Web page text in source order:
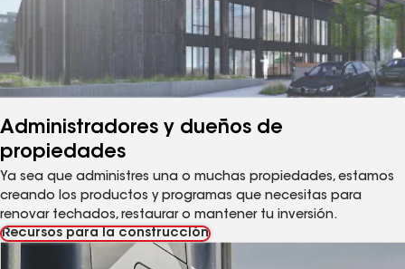
Administradores y dueños de
propiedades
Ya sea que administres una o muchas propiedades, estamos
creando los productos y programas que necesitas para
renovar techados, restaurar o mantener tu inversión.
Recursos para la construcción